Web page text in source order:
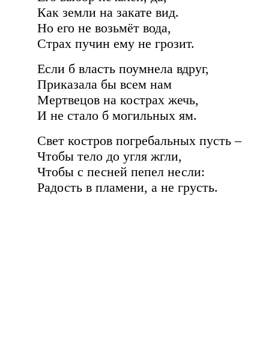
Как земли на закате вид.
Но его не возьмёт вода,
Страх пучин ему не грозит.
Если б власть поумнела вдруг,
Приказала бы всем нам
Мертвецов на кострах жечь,
И не стало б могильных ям.
Свет костров погребальных пусть –
Чтобы тело до угля жгли,
Чтобы с песней пепел несли:
Радость в пламени, а не грусть.